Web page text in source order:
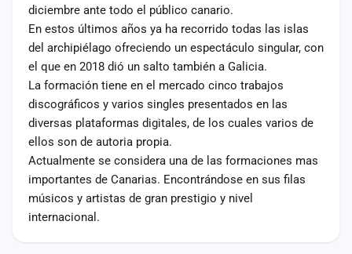
diciembre ante todo el público canario.
En estos últimos años ya ha recorrido todas las islas
del archipiélago ofreciendo un espectáculo singular, con
el que en 2018 dió un salto también a Galicia.
La formación tiene en el mercado cinco trabajos
discográficos y varios singles presentados en las
diversas plataformas digitales, de los cuales varios de
ellos son de autoria propia.
Actualmente se considera una de las formaciones mas
importantes de Canarias. Encontrándose en sus filas
músicos y artistas de gran prestigio y nivel
internacional.